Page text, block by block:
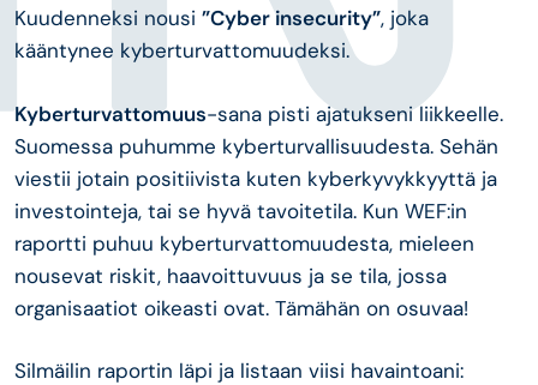
Kuudenneksi nousi ”Cyber insecurity”, joka
kääntynee kyberturvattomuudeksi.
Kyberturvattomuus-sana pisti ajatukseni liikkeelle.
Suomessa puhumme kyberturvallisuudesta. Sehän
viestii jotain positiivista kuten kyberkyvykkyyttä ja
investointeja, tai se hyvä tavoitetila. Kun WEF:in
raportti puhuu kyberturvattomuudesta, mieleen
nousevat riskit, haavoittuvuus ja se tila, jossa
organisaatiot oikeasti ovat. Tämähän on osuvaa!
Silmäilin raportin läpi ja listaan viisi havaintoani: